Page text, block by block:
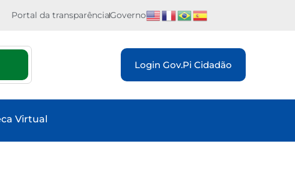
Portal da transparênciaGoverno
Login Gov.Pi Cidadão
Virtual